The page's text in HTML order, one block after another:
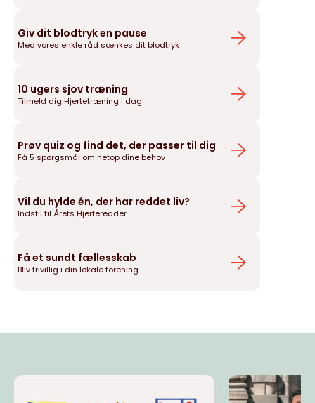
Giv dit blodtryk en pause
Med vores enkle råd sænkes dit blodtryk
10 ugers sjov træning
Tilmeld dig Hjertetræning i dag
Prøv quiz og find det, der passer til dig
Få 5 spørgsmål om netop dine behov
Vil du hylde én, der har reddet liv?
Indstil til Årets Hjerteredder
Få et sundt fællesskab
Bliv frivillig i din lokale forening